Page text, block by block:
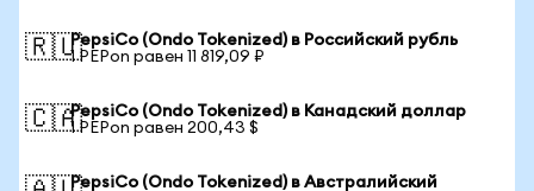
🇷🇺PepsiCo (Ondo Tokenized) в Российский рубль
1 PEPon равен 11 819,09 ₽
🇨🇦PepsiCo (Ondo Tokenized) в Канадский доллар
1 PEPon равен 200,43 $
PepsiCo (Ondo Tokenized) в Австралийский